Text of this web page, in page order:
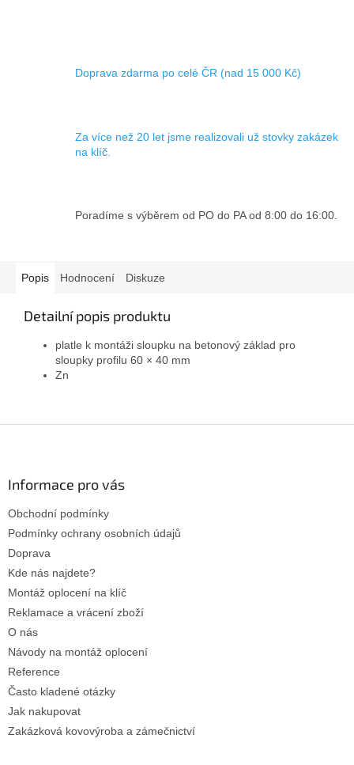
Doprava zdarma po celé ČR (nad 15 000 Kč)
Za více než 20 let jsme realizovali už stovky zakázek
na klíč.
Poradíme s výběrem od PO do PA od 8:00 do 16:00.
Popis Hodnocení Diskuze
Detailní popis produktu
platle k montáži sloupku na betonový základ pro
sloupky profilu 60 × 40 mm
Zn
Informace pro vás
Obchodní podmínky
Podmínky ochrany osobních údajů
Doprava
Kde nás najdete?
Montáž oplocení na klíč
Reklamace a vrácení zboží
O nás
Návody na montáž oplocení
Reference
Často kladené otázky
Jak nakupovat
Zakázková kovovýroba a zámečnictví